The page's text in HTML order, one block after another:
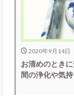
2020年9月14日
お清めのとき
間の浄化や気